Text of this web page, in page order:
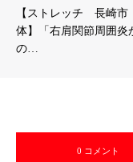
【ストレッチ 長崎
体】「右肩関節周囲炎
の…
0 コメント